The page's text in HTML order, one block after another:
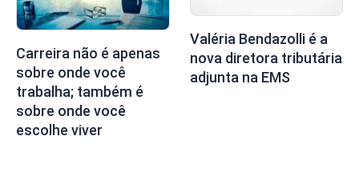
Carreira não é apenas
sobre onde você
trabalha; também é
sobre onde você
escolhe viver
Valéria Bendazolli é a
nova diretora tributária
adjunta na EMS